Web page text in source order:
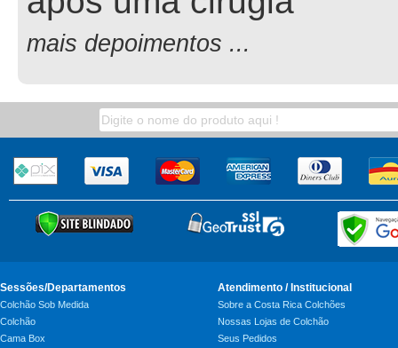
mais depoimentos ...
Sessões/Departamentos
Colchão Sob Medida
Colchão
Cama Box
Atendimento / Institucional
Sobre a Costa Rica Colchões
Nossas Lojas de Colchão
Seus Pedidos